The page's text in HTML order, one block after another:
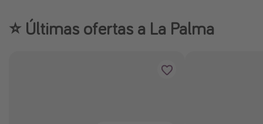
Escapadas románticas
⭐️ Últimas ofertas a La Palma